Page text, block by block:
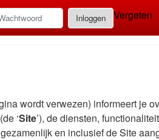
Inloggen Vergeten
wordt verwezen) informeert je
‘Site’), de diensten,
en inclusief de Site